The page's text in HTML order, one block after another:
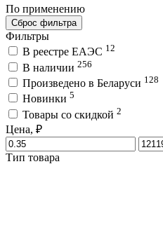
По применению
Сброс фильтра
Фильтры
В реестре ЕАЭС 12
В наличии 256
Произведено в Беларуси 128
Новинки 5
Товары со скидкой 2
Цена, ₽
Тип товара